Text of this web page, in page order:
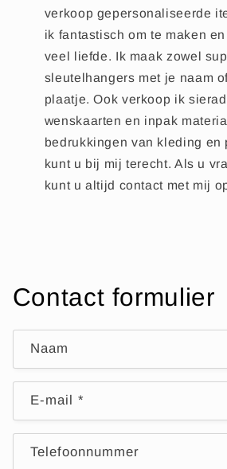
verkoop gepersonaliseerde
ik fantastisch om te maken
veel liefde. Ik maak zowel
sleutelhangers met je naam
plaatje. Ook verkoop ik
wenskaarten en inpak
bedrukkingen van kleding en
kunt u bij mij terecht. Als u
kunt u altijd contact met mij
Contact formulier
Naam
E‑mail*
Telefoonnummer